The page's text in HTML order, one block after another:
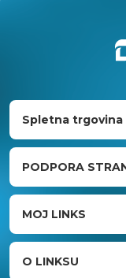
Spletna trgovina
PODPORA
MOJ LINKS
O LINKSU